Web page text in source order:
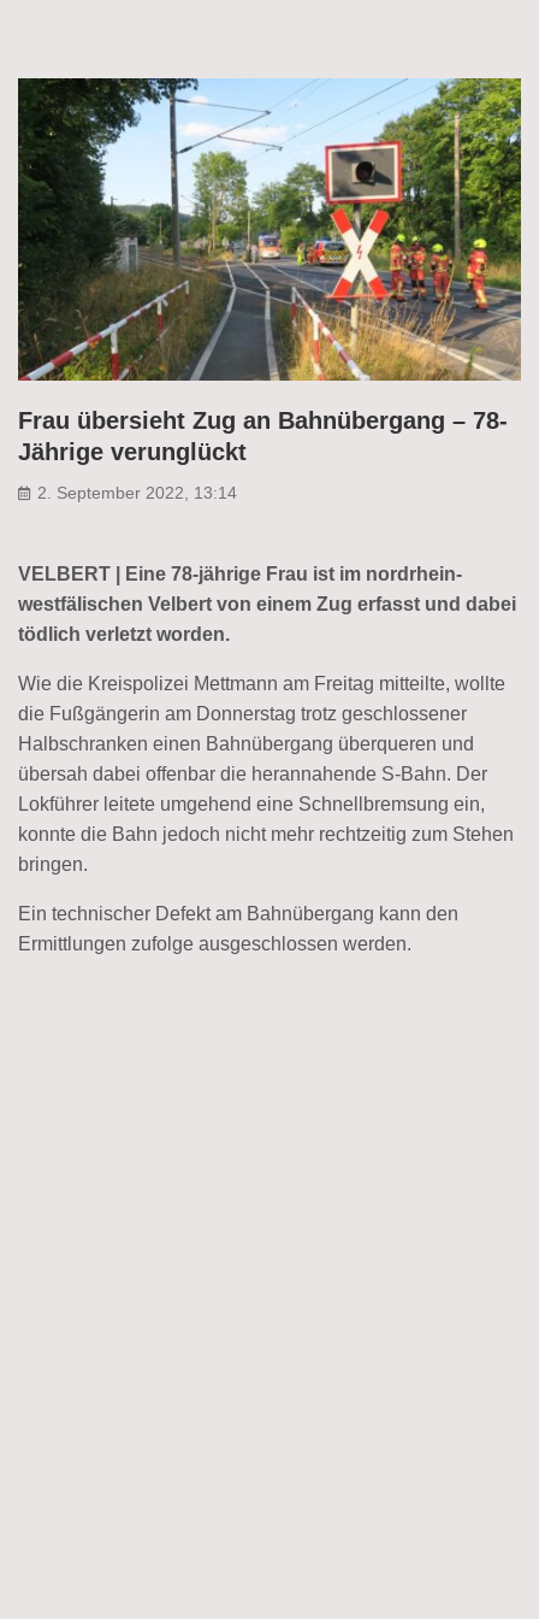
Frau übersieht Zug an Bahnübergang – 78-
Jährige verunglückt
2. September 2022, 13:14
VELBERT | Eine 78-jährige Frau ist im nordrhein-
westfälischen Velbert von einem Zug erfasst und dabei
tödlich verletzt worden.
Wie die Kreispolizei Mettmann am Freitag mitteilte, wollte
die Fußgängerin am Donnerstag trotz geschlossener
Halbschranken einen Bahnübergang überqueren und
übersah dabei offenbar die herannahende S-Bahn. Der
Lokführer leitete umgehend eine Schnellbremsung ein,
konnte die Bahn jedoch nicht mehr rechtzeitig zum Stehen
bringen.
Ein technischer Defekt am Bahnübergang kann den
Ermittlungen zufolge ausgeschlossen werden.